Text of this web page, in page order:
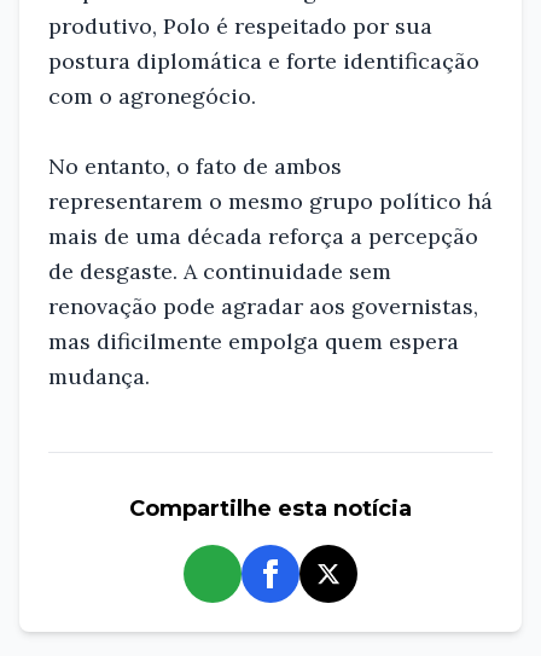
produtivo, Polo é respeitado por sua
postura diplomática e forte identificação
com o agronegócio.
No entanto, o fato de ambos
representarem o mesmo grupo político há
mais de uma década reforça a percepção
de desgaste. A continuidade sem
renovação pode agradar aos governistas,
mas dificilmente empolga quem espera
mudança.
Compartilhe esta notícia
whatsapp